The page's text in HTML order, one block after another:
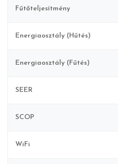
Fűtőteljesítmény
Energiaosztály (Hűtés)
Energiaosztály (Fűtés)
SEER
SCOP
WiFi